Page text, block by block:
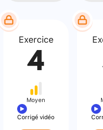
Exercice
4
Moyen
Corrigé vidéo